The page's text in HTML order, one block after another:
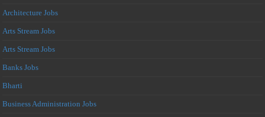
Architecture Jobs
Arts Stream Jobs
Arts Stream Jobs
Banks Jobs
Bharti
Business Administration Jobs